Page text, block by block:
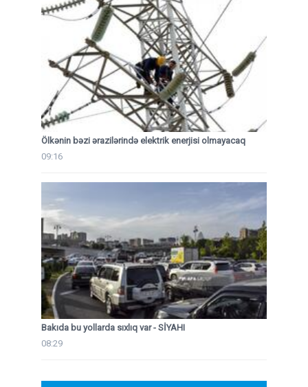
Ölkənin bəzi ərazilərində elektrik enerjisi olmayacaq
09:16
Bakıda bu yollarda sıxlıq var - SİYAHI
08:29